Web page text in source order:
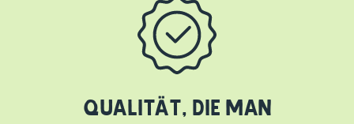
Qualität, die man